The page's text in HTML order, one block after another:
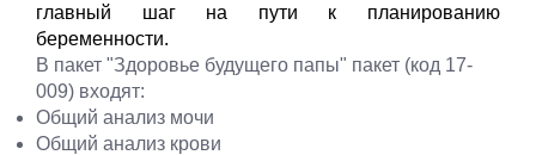
главный шаг на пути к планированию
беременности.
В пакет "Здоровье будущего папы" пакет (код 17-
009) входят:
Общий анализ мочи
Общий анализ крови